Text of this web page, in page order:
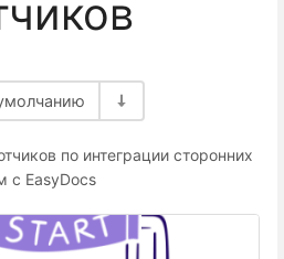
по интеграции сторонних
с EasyDocs